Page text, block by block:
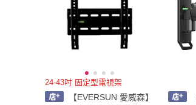
24-43吋 固定型電視架
【EVERSUN 愛威森】